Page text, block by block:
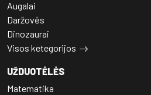
Augalai
Daržovės
Dinozaurai
Visos ketegorijos
UŽDUOTĖLĖS
Matematika